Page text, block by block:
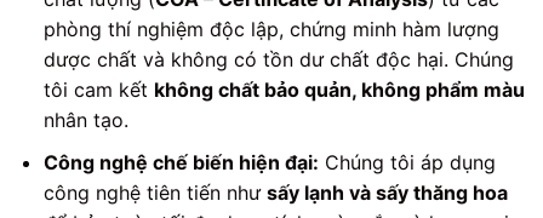
phòng thí nghiệm độc lập, chứng minh hàm lượng
dược chất và không có tồn dư chất độc hại. Chúng
tôi cam kết không chất bảo quản, không phẩm màu
nhân tạo.
Công nghệ chế biến hiện đại: Chúng tôi áp dụng
công nghệ tiên tiến như sấy lạnh và sấy thăng hoa